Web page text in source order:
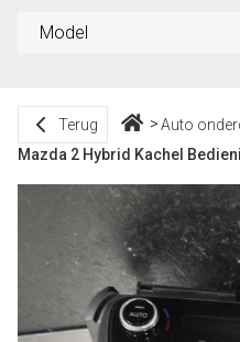
Terug
Auto
Mazda 2 Hybrid Kachel